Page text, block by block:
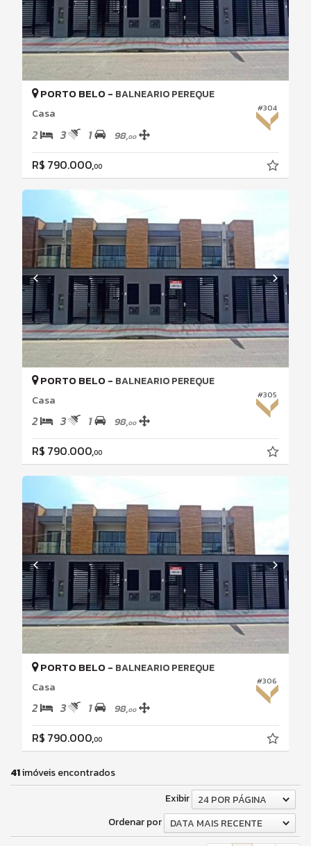
#304
PORTO BELO - BALNEARIO PEREQUE
Casa
2 3 1 98,00
R$ 790.000,00
#305
PORTO BELO - BALNEARIO PEREQUE
Casa
2 3 1 98,00
R$ 790.000,00
#306
PORTO BELO - BALNEARIO PEREQUE
Casa
2 3 1 98,00
R$ 790.000,00
41imóveis encontrados
Exibir
24 POR PÁGINA
Ordenar por
DATA MAIS RECENTE